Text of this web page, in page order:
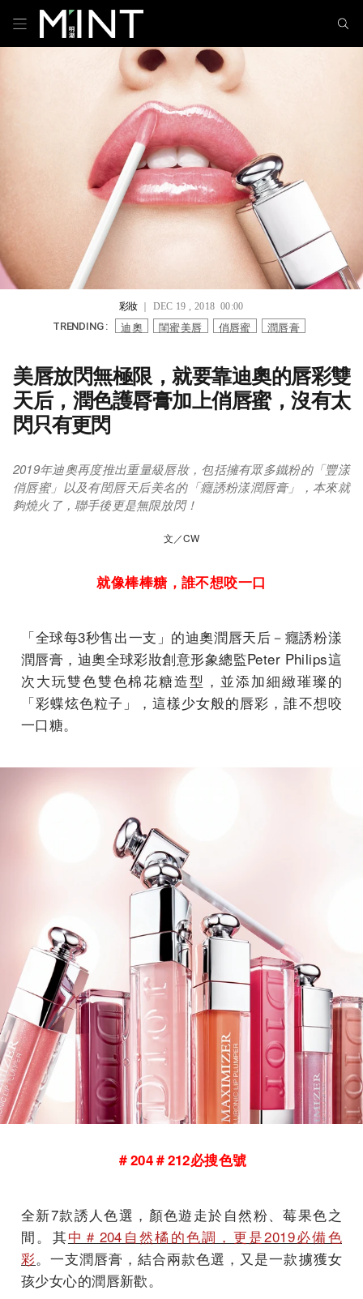
彩妝｜ DEC 19 , 2018 00:00
TRENDING : 迪奧 閨蜜美唇 俏唇蜜 潤唇膏
美唇放閃無極限，就要靠迪奧的唇彩雙
天后，潤色護脣膏加上俏唇蜜，沒有太
閃只有更閃
2019年迪奧再度推出重量級唇妝，包括擁有眾多鐵粉的「豐漾
俏唇蜜」以及有閏唇天后美名的「癮誘粉漾潤唇膏」，本來就
夠燒火了，聯手後更是無限放閃！
文／CW
就像棒棒糖，誰不想咬一口
「全球每3秒售出一支」的迪奧潤唇天后－癮誘粉漾
潤唇膏，迪奧全球彩妝創意形象總監Peter Philips這
次大玩雙色雙色棉花糖造型，並添加細緻璀璨的
「彩蝶炫色粒子」，這樣少女般的唇彩，誰不想咬
一口糖。
＃204＃212必搜色號
全新7款誘人色選，顏色遊走於自然粉、莓果色之
間。其中＃204自然橘的色調，更是2019必備色
彩。一支潤唇膏，結合兩款色選，又是一款擄獲女
孩少女心的潤唇新歡。